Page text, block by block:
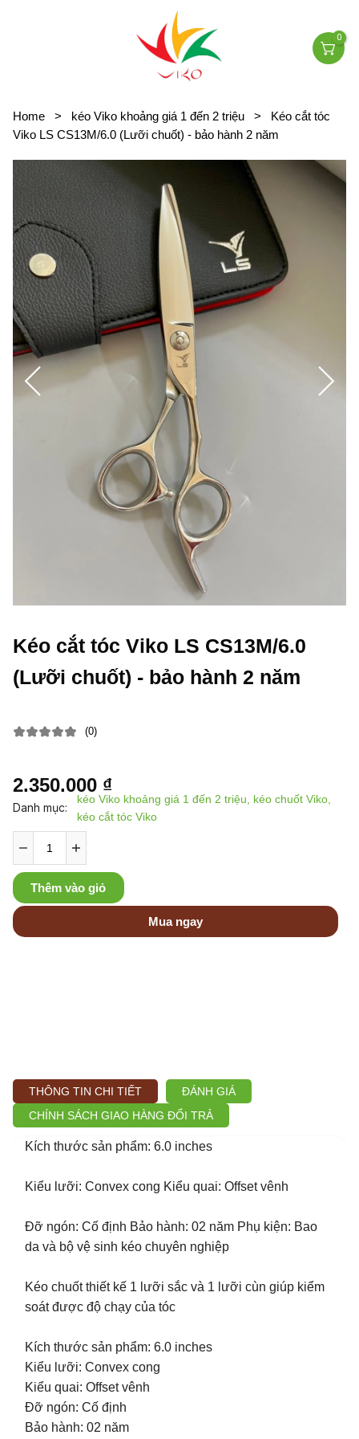
0
Home > kéo Viko khoảng giá 1 đến 2 triệu >
Kéo cắt tóc
Viko LS CS13M/6.0 (Lưỡi chuốt) - bảo hành 2 năm
Kéo cắt tóc Viko LS CS13M/6.0
(Lưỡi chuốt) - bảo hành 2 năm
(0)
2.350.000 ₫
Thêm vào giỏ
Mua ngay
Danh mục:
kéo Viko khoảng giá 1 đến 2 triệu, kéo chuốt Viko,
kéo cắt tóc Viko
THÔNG TIN CHI TIẾT
ĐÁNH GIÁ
CHÍNH SÁCH GIAO HÀNG ĐỔI TRẢ
Kích thước sản phẩm: 6.0 inches
Kiểu lưỡi: Convex cong Kiểu quai: Offset vênh
Đỡ ngón: Cố định Bảo hành: 02 năm Phụ kiện: Bao
da và bộ vệ sinh kéo chuyên nghiệp
Kéo chuốt thiết kế 1 lưỡi sắc và 1 lưỡi cùn giúp kiểm
soát được độ chạy của tóc
Kích thước sản phẩm: 6.0 inches
Kiểu lưỡi: Convex cong
Kiểu quai: Offset vênh
Đỡ ngón: Cố định
Bảo hành: 02 năm